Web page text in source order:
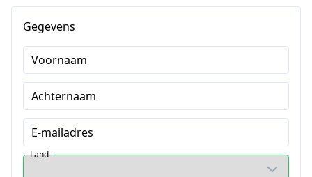
Gegevens
Voornaam
Achternaam
E-mailadres
Land